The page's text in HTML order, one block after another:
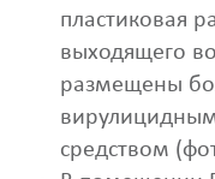
пластиковая
выходящего
размещены
средством